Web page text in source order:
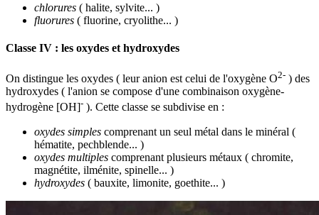
chlorures ( halite, sylvite... )
fluorures ( fluorine, cryolithe... )
Classe IV : les oxydes et hydroxydes
On distingue les oxydes ( leur anion est celui de l'oxygène O2- ) des
hydroxydes ( l'anion se compose d'une combinaison oxygène-
hydrogène [OH]- ). Cette classe se subdivise en :
oxydes simples comprenant un seul métal dans le minéral (
hématite, pechblende... )
oxydes multiples comprenant plusieurs métaux ( chromite,
magnétite, ilménite, spinelle... )
hydroxydes ( bauxite, limonite, goethite... )